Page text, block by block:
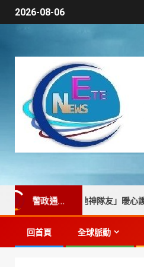
2026-08-06
警政通...
「在地神隊友」暖心護送人車返家】
回首頁 全球脈動